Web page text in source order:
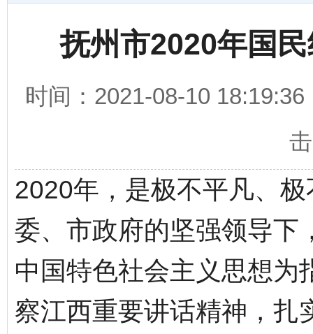
抚州市2020年国
时间：2021-08-10
2020年，是极不平凡、
委、市政府的坚强领导下
中国特色社会主义思想为
察江西重要讲话精神，扎